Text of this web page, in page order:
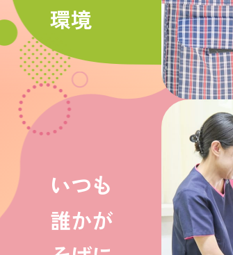
環境
いつも
誰かが